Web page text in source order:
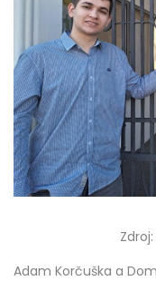
Adam Korčuška a